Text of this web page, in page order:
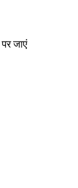
पर जाएं